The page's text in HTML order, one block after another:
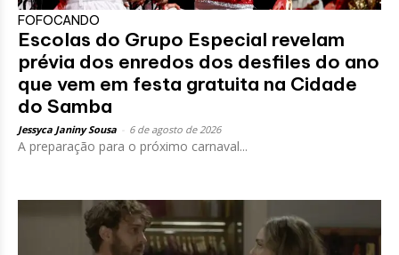
FOFOCANDO
Escolas do Grupo Especial revelam
prévia dos enredos dos desfiles do ano
que vem em festa gratuita na Cidade
do Samba
Jessyca Janiny Sousa 6 de agosto de 2026
A preparação para o próximo carnaval...